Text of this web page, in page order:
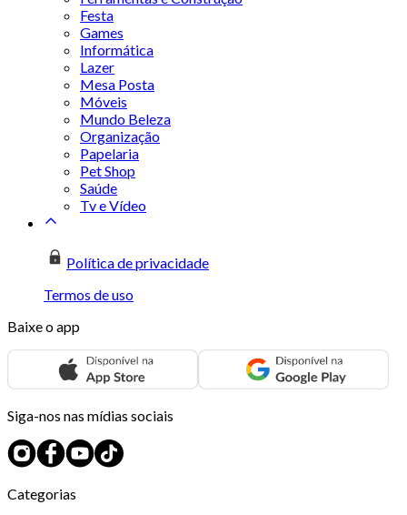
Festa
Games
Informática
Lazer
Mesa Posta
Móveis
Mundo Beleza
Organização
Papelaria
Pet Shop
Saúde
Tv e Vídeo
Política de privacidade
Termos de uso
Baixe o app
Siga-nos nas mídias sociais
Categorias